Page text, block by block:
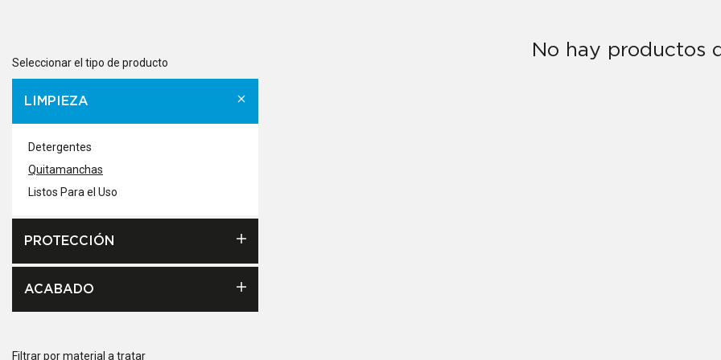
Seleccionar el tipo de producto
LIMPIEZA
Detergentes
Quitamanchas
Listos Para el Uso
PROTECCIÓN
ACABADO
Filtrar por material a tratar
No hay productos